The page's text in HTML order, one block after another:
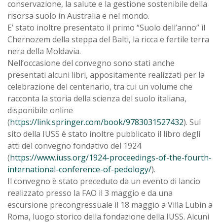
conservazione, la salute e la gestione sostenibile della
risorsa suolo in Australia e nel mondo.
E’ stato inoltre presentato il primo “Suolo dell’anno” il
Chernozem della steppa del Balti, la ricca e fertile terra
nera della Moldavia.
Nell’occasione del convegno sono stati anche
presentati alcuni libri, appositamente realizzati per la
celebrazione del centenario, tra cui un volume che
racconta la storia della scienza del suolo italiana,
disponibile online
(https://link.springer.com/book/9783031527432). Sul
sito della IUSS è stato inoltre pubblicato il libro degli
atti del convegno fondativo del 1924
(https://www.iuss.org/1924-proceedings-of-the-fourth-
international-conference-of-pedology/).
Il convegno è stato preceduto da un evento di lancio
realizzato presso la FAO il 3 maggio e da una
escursione precongressuale il 18 maggio a Villa Lubin a
Roma, luogo storico della fondazione della IUSS. Alcuni